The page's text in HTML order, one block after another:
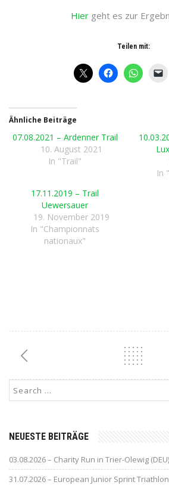
Hier geht es zur
Teilen mit:
Ähnliche Beiträge
07.08.2021 – Ardenner Trail
10. August 2021
In "Trail"
In
17.11.2019 – Trail
Uewersauer
19. November 2019
In "Championnats
nationaux"
NEUESTE BEITRÄGE
03.08.2026 – Charity Run in Trier-Olewig (DEU)
31.07.2026 – European Junior Sprint